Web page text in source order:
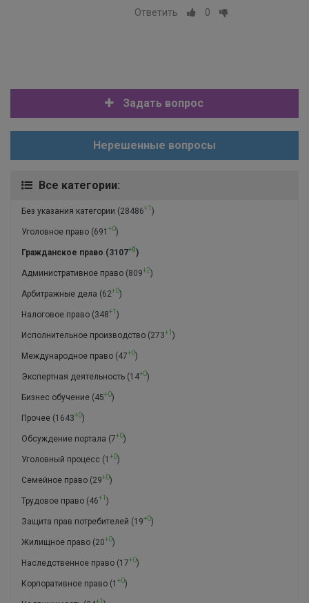
Ответить 0
Задать вопрос
Нерешенные вопросы
Все категории:
Без указания категории (28486+1 )
Уголовное право (691 +0)
Гражданское право (3107+0)
Административное право (809+2)
Арбитражные дела (62+0)
Налоговое право (348+1 )
Исполнительное производство (273+1 )
Международное право (47+0)
Экспертная деятельность (14+0)
Бизнес обучение (45+0)
Прочее (1643+0)
Обсуждение портала (7+0)
Уголовный процесс (1 +0)
Семейное право (29+0)
Трудовое право (46+1 )
Защита прав потребителей (19+0)
Жилищное право (20+0)
Наследственное право (17+0)
Корпоративное право (1 +0)
+1